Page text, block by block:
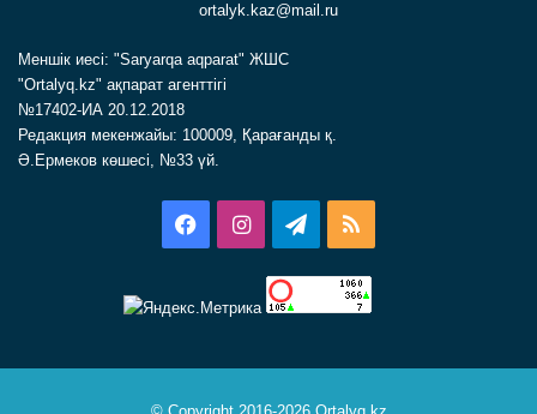
ortalyk.kaz@mail.ru
Меншік иесі: "Saryarqa aqparat" ЖШС
"Ortalyq.kz" ақпарат агенттігі
№17402-ИА 20.12.2018
Редакция мекенжайы: 100009, Қарағанды қ.
Ә.Ермеков көшесі, №33 үй.
FacebookInstagramTelegram